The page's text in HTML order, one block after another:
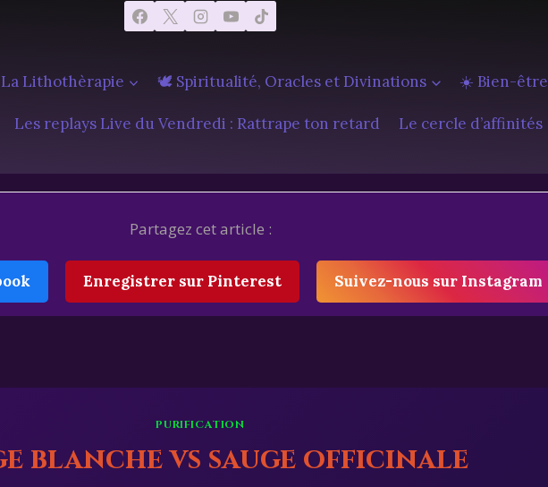
Lithothèrapie 🕊️ Spiritualité, Oracles et Divinations ☀️ Bien-être
Les replays Live du Vendredi : Rattrape ton retard Le cercle d’affinités
Partagez cet article :
Enregistrer sur Pinterest Suivez-nous sur Instagram
PURIFICATION
blanche vs sauge officinale